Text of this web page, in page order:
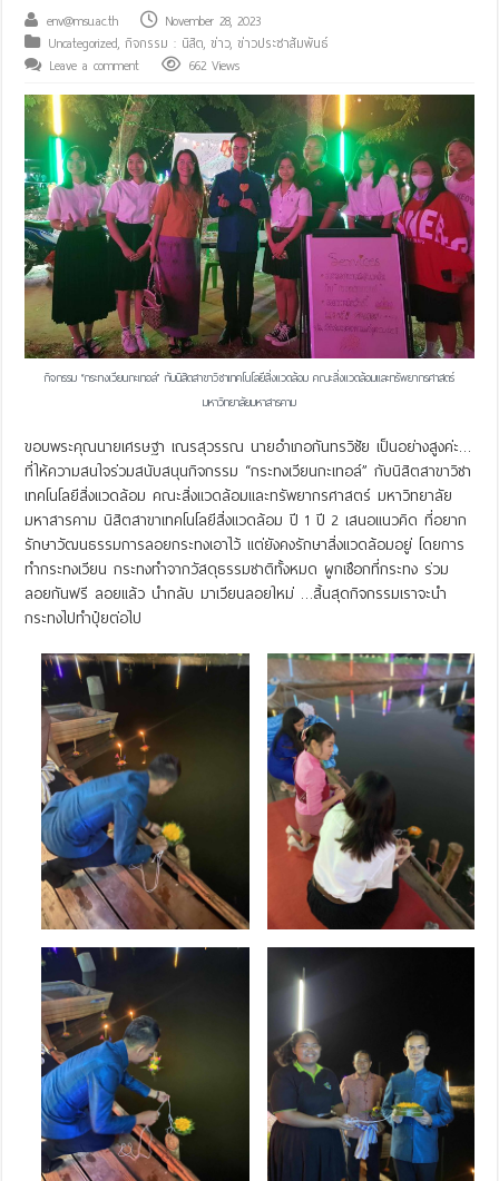
env@msu.ac.th
November 28, 2023
Uncategorized,กิจกรรม : นิสิต,ข่าว,ข่าวประชาสัมพันธ์
Leave a comment
662 Views
กิจกรรม “กระทงเวียนกะเทอล์” กับนิสิตสาขาวิชาเทคโนโลยีสิ่งแวดล้อม คณะสิ่งแวดล้อมและทรัพยากรศาสตร์
มหาวิทยาลัยมหาสารคาม
ขอบพระคุณนายเศรษฐา เณรสุวรรณ นายอำเภอกันทรวิชัย เป็นอย่างสูงค่ะ…
ที่ให้ความสนใจร่วมสนับสนุนกิจกรรม “กระทงเวียนกะเทอล์” กับนิสิตสาขาวิชา
เทคโนโลยีสิ่งแวดล้อม คณะสิ่งแวดล้อมและทรัพยากรศาสตร์ มหาวิทยาลัย
มหาสารคาม นิสิตสาขาเทคโนโลยีสิ่งแวดล้อม ปี 1 ปี 2 เสนอแนวคิด ที่อยาก
รักษาวัฒนธรรมการลอยกระทงเอาไว้ แต่ยังคงรักษาสิ่งแวดล้อมอยู่ โดยการ
ทำกระทงเวียน กระทงทำจากวัสดุธรรมชาติทั้งหมด ผูกเชือกที่กระทง ร่วม
ลอยกันฟรี ลอยแล้ว นำกลับ มาเวียนลอยใหม่ …สิ้นสุดกิจกรรมเราจะนำ
กระทงไปทำปุ๋ยต่อไป